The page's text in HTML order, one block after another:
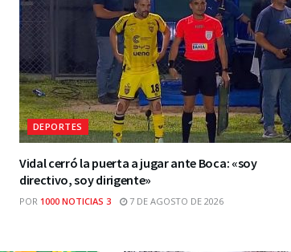
DEPORTES
Vidal cerró la puerta a jugar ante Boca: «soy
directivo, soy dirigente»
POR 1000 NOTICIAS 3 7 DE AGOSTO DE 2026